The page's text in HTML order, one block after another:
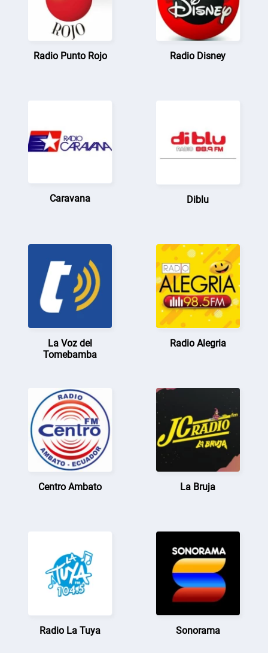
Radio Punto Rojo Radio Disney
Caravana Diblu
La Voz del
Tomebamba
Radio Alegria
Centro Ambato La Bruja
Radio La Tuya Sonorama